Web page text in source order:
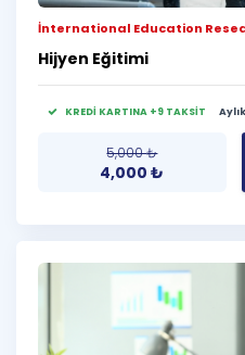
İnternational Education
Hijyen Eğitimi
KREDİ KARTINA +9 TAKSİT
5,000₺
4,000₺